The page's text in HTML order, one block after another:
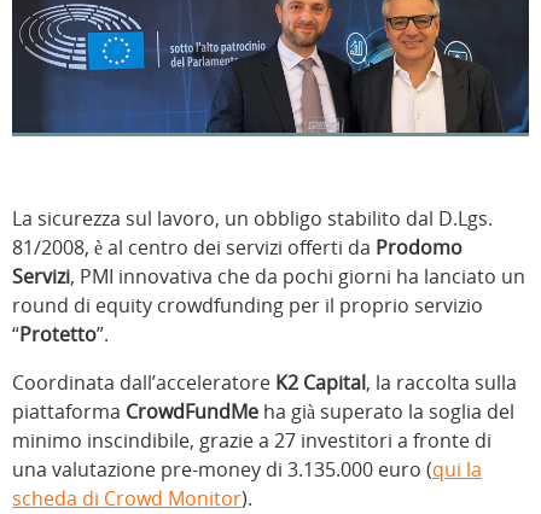
La sicurezza sul lavoro, un obbligo stabilito dal D.Lgs.
81/2008, è al centro dei servizi offerti da Prodomo
Servizi, PMI innovativa che da pochi giorni ha lanciato un
round di equity crowdfunding per il proprio servizio
“Protetto”.
Coordinata dall’acceleratore K2 Capital, la raccolta sulla
piattaforma CrowdFundMe ha già superato la soglia del
minimo inscindibile, grazie a 27 investitori a fronte di
una valutazione pre-money di 3.135.000 euro (qui la
scheda di Crowd Monitor).